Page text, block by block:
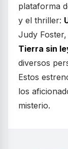
plataforma
y el thriller:
Judy
Tierra sin
diversos
Estos
los
misterio.